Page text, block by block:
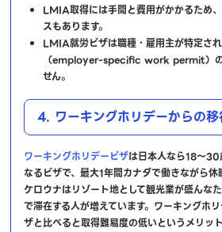
LMIA取得には手間と費用がかかるため
スもあります。
LMIA就労ビザは職種・雇用主が特定さ
（employer-specific work permit）の
せん。
4. ワーキングホリデーからの
ワーキングホリデービザは日本人なら18〜
なるビザで、最大1年間カナダで働きながら休
ケロウナはリゾート地として観光業が盛んな
で滞在する人が増えています。ワーキングホ
ザと比べると取得難易度の低いというメリット